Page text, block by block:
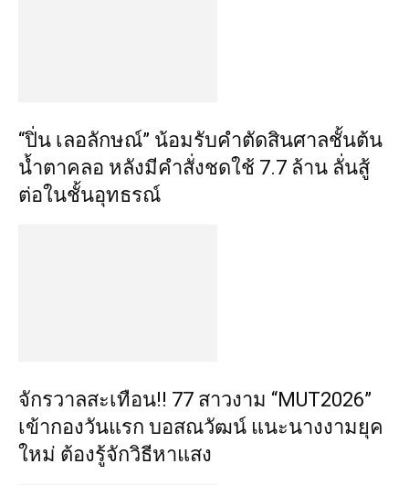
“ปิ่น เลอลักษณ์” น้อมรับคำตัดสินศาลชั้นต้น
น้ำตาคลอ หลังมีคำสั่งชดใช้ 7.7 ล้าน ลั่นสู้
ต่อในชั้นอุทธรณ์
จักรวาลสะเทือน!! 77 สาวงาม “MUT2026”
เข้ากองวันแรก บอสณวัฒน์ แนะนางงามยุค
ใหม่ ต้องรู้จักวิธีหาแสง